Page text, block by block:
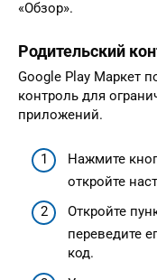
«Обзор».
Родительский
Google Play Маркет
контроль для
приложений.
Нажмите
откройте
Откройте
переведите
код.